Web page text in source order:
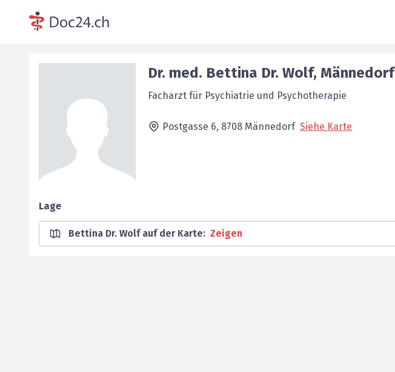
Dr. med. Bettina Dr. Wolf, Männedorf
Facharzt für Psychiatrie und Psychotherapie
Postgasse 6, 8708 Männedorf Siehe Karte
Lage
Bettina Dr. Wolf auf der Karte: Zeigen